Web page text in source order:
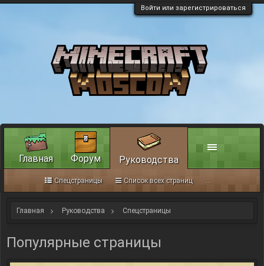
Войти или зарегистрироваться
Главная Руководства Спецстраницы
Популярные страницы
Главная Форум Руководства
Спецстраницы Список всех страниц ...